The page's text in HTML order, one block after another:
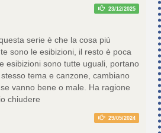
23/12/2025
serie è che la cosa più
sono le esibizioni, il resto è poca
esibizioni sono tutte uguali, portano
tema e canzone, cambiano
vanno bene o male. Ha ragione
chiudere
29/05/2024